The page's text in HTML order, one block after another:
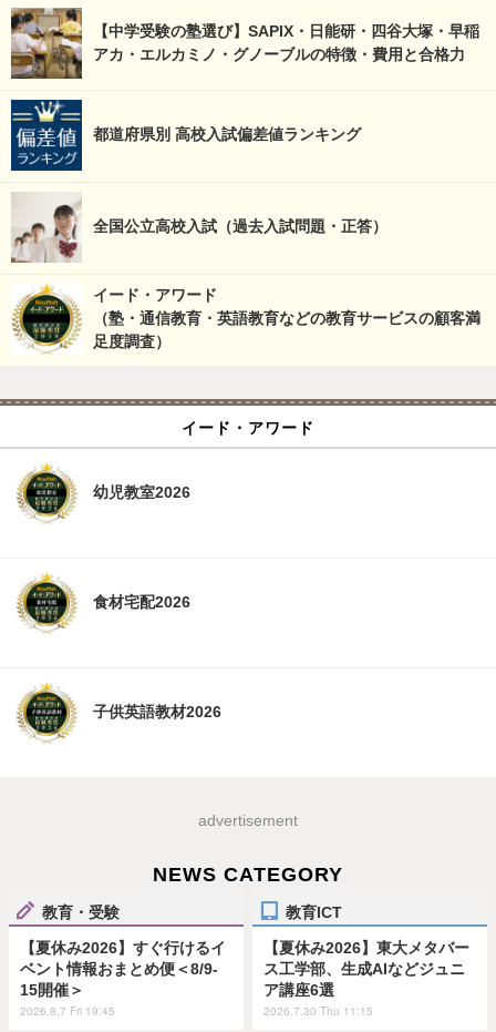
【中学受験の塾選び】SAPIX・日能研・四谷大塚・早稲
アカ・エルカミノ・グノーブルの特徴・費用と合格力
都道府県別 高校入試偏差値ランキング
全国公立高校入試（過去入試問題・正答）
イード・アワード
（塾・通信教育・英語教育などの教育サービスの顧客満
足度調査）
イード・アワード
幼児教室2026
食材宅配2026
子供英語教材2026
advertisement
NEWS CATEGORY
教育・受験
【夏休み2026】すぐ行けるイ
ベント情報おまとめ便＜8/9-
15開催＞
2026.8.7 Fri 19:45
教育ICT
【夏休み2026】東大メタバー
ス工学部、生成AIなどジュニ
ア講座6選
2026.7.30 Thu 11:15